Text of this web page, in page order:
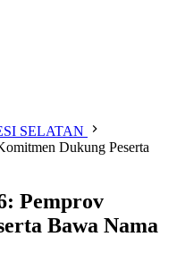
SELATAN
Dukung Peserta
Pemprov
Bawa Nama